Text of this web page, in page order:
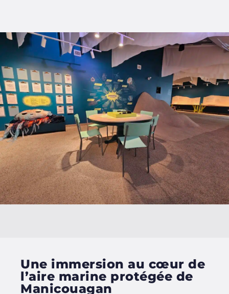
Une immersion au cœur de
l’aire marine protégée de
Manicouagan